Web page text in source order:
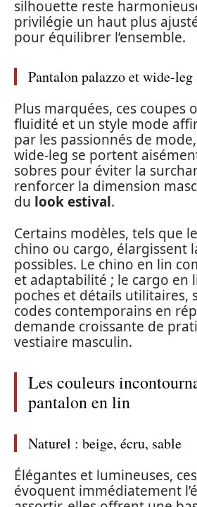
silhouette reste
privilégie un haut plus
pour équilibrer l’ensemble.
Pantalon palazzo et wide-leg
Plus marquées, ces coupes
fluidité et un style mode
par les passionnés de
wide-leg se portent
sobres pour éviter la
renforcer la dimension
du look estival.
Certains modèles, tels que
chino ou cargo, élargissent
possibles. Le chino en lin
et adaptabilité ; le cargo en
poches et détails utilitaires,
codes contemporains en
demande croissante de
vestiaire masculin.
Les couleurs
pantalon en lin
Naturel : beige, écru, sable
Élégantes et lumineuses,
évoquent immédiatement